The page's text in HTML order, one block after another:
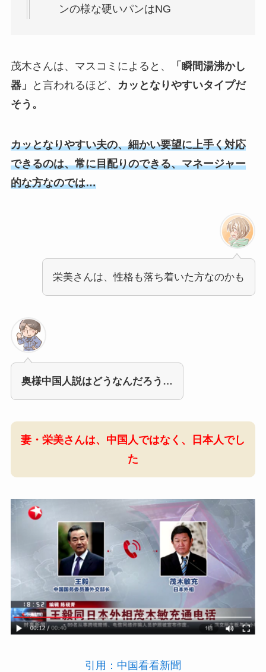
ンの様な硬いパンはNG
茂木さんは、マスコミによると、
「瞬間湯沸かし
器」
と言われるほど、
カッとなりやすいタイプだ
そう。
カッとなりやすい夫の、細かい要望に上手く対応
できるのは、常に目配りのできる、マネージャー
的な方なのでは…
栄美さんは、性格も落ち着いた方なのかも
奥様中国人説はどうなんだろう…
妻・栄美さんは、中国人ではなく、日本人でし
た
引用：中国看看新聞